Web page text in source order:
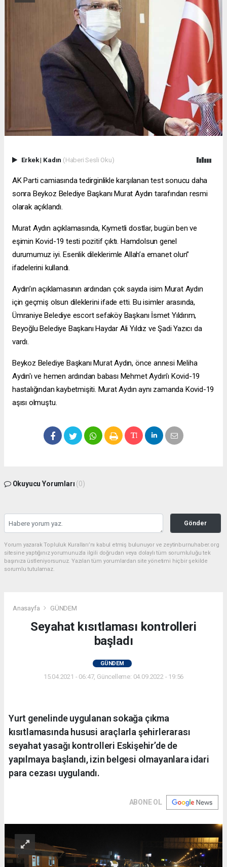
Erkek| Kadın (Haberi Sesli Oku)
AK Parti camiasında tedirginlikle karşılanan test sonucu daha
sonra Beykoz Belediye Başkanı Murat Aydın tarafından resmi
olarak açıklandı.
Murat Aydın açıklamasında, Kıymetli dostlar, bugün ben ve
eşimin Kovid-19 testi pozitif çıktı. Hamdolsun genel
durumumuz iyi. Esenlik dileklerimle Allah’a emanet olun”
ifadelerini kullandı.
Aydın’ın açıklamasının ardından çok sayıda isim Murat Aydın
için geçmiş olsun dileklerini ifade etti. Bu isimler arasında,
Ümraniye Belediye escort sefaköyBaşkanı İsmet Yıldırım,
Beyoğlu Belediye Başkanı Haydar Ali Yıldız ve Şadi Yazıcı da
vardı.
Beykoz Belediye Başkanı Murat Aydın, önce annesi Meliha
Aydın'ı ve hemen ardından babası Mehmet Aydın'ı Kovid-19
hastalığından kaybetmişiti. Murat Aydın aynı zamanda Kovid-19
aşısı olmuştu.
Okuyucu Yorumları (0)
Gönder
Yorum yazarak Topluluk Kuralları’nı kabul etmiş bulunuyor ve zeytinburnuhaber.org
sitesine yaptığınız yorumunuzla ilgili doğrudan veya dolaylı tüm sorumluluğu tek
başınıza üstleniyorsunuz. Yazılan tüm yorumlardan site yönetimi hiçbir şekilde
sorumlu tutulamaz.
Anasayfa GÜNDEM
Seyahat kısıtlaması kontrolleri
başladı
GÜNDEM
15.04.2021 - 06:47, Güncelleme: 04.09.2022 - 19:56
Yurt genelinde uygulanan sokağa çıkma
kısıtlamasında hususi araçlarla şehirlerarası
seyahat yasağı kontrolleri Eskişehir’de de
yapılmaya başlandı, izin belgesi olmayanlara idari
para cezası uygulandı.
ABONE OL